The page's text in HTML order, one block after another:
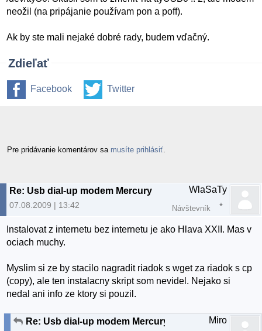
neožil (na pripájanie používam pon a poff).
Ak by ste mali nejaké dobré rady, budem vďačný.
Zdieľať
Facebook Twitter
Pre pridávanie komentárov sa musíte prihlásiť
Re: Usb dial-up modem Mercury
07.08.2009 | 13:42
WlaSaTy
Návštevník
Instalovat z internetu bez internetu je ako Hlava XXII. Mas v
ociach muchy.
Myslim si ze by stacilo nagradit riadok s wget za riadok s cp
(copy), ale ten instalacny skript som nevidel. Nejako si
nedal ani info ze ktory si pouzil.
Re: Usb dial-up modem Mercury Miro